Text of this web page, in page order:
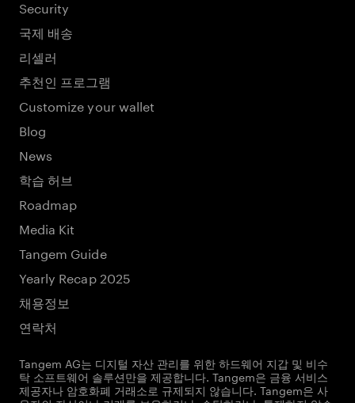
Security
국제 배송
리셀러
추천인 프로그램
Customize your wallet
Blog
News
학습 허브
Roadmap
Media Kit
Tangem Guide
Yearly Recap 2025
채용정보
연락처
Tangem AG는 디지털 자산 관리를 위한 하드웨어 지갑 및 비수
탁 소프트웨어 솔루션만을 제공합니다. Tangem은 금융 서비스
제공자나 암호화폐 거래소로 규제되지 않습니다. Tangem은 사